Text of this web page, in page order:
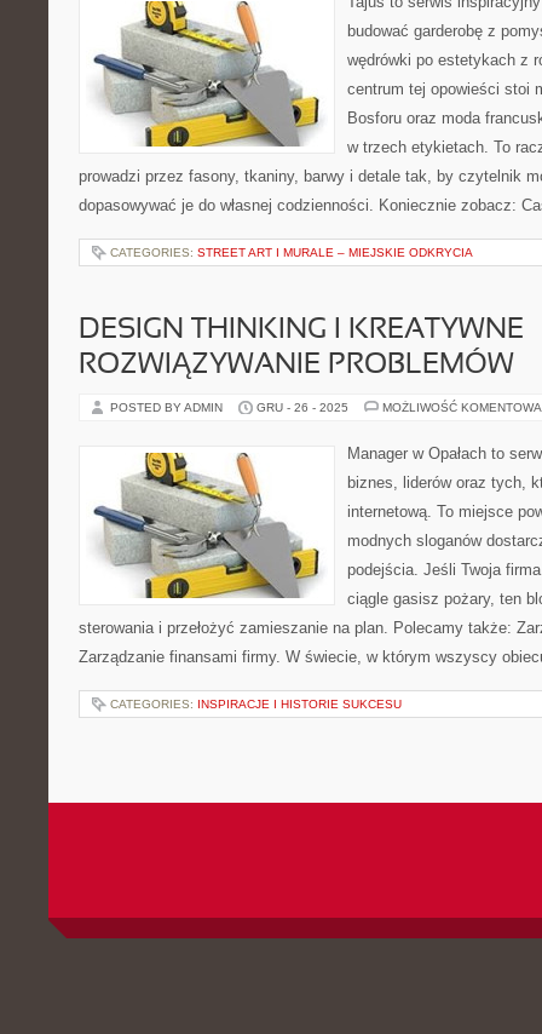
budować garderobę z
wędrówki po estetykach z
centrum tej opowieści stoi
Bosforu oraz moda
w trzech etykietach. To
prowadzi przez fasony, tkaniny, barwy i detale tak, by czytelnik
dopasowywać je do własnej codzienności. Koniecznie zobacz:
CATEGORIES: STREET ART I MURALE – MIEJSKIE ODKRYCIA
DESIGN THINKING I KREATYWNE
ROZWIĄZYWANIE PROBLEMÓW
POSTED BY ADMIN GRU - 26 - 2025 MOŻLIWOŚĆ
Manager w Opałach to
biznes, liderów oraz tych,
internetową. To miejsce
modnych sloganów
podejścia. Jeśli Twoja
ciągle gasisz pożary, ten
sterowania i przełożyć zamieszanie na plan. Polecamy także:
Zarządzanie finansami firmy. W świecie, w którym wszyscy
CATEGORIES: INSPIRACJE I HISTORIE SUKCESU